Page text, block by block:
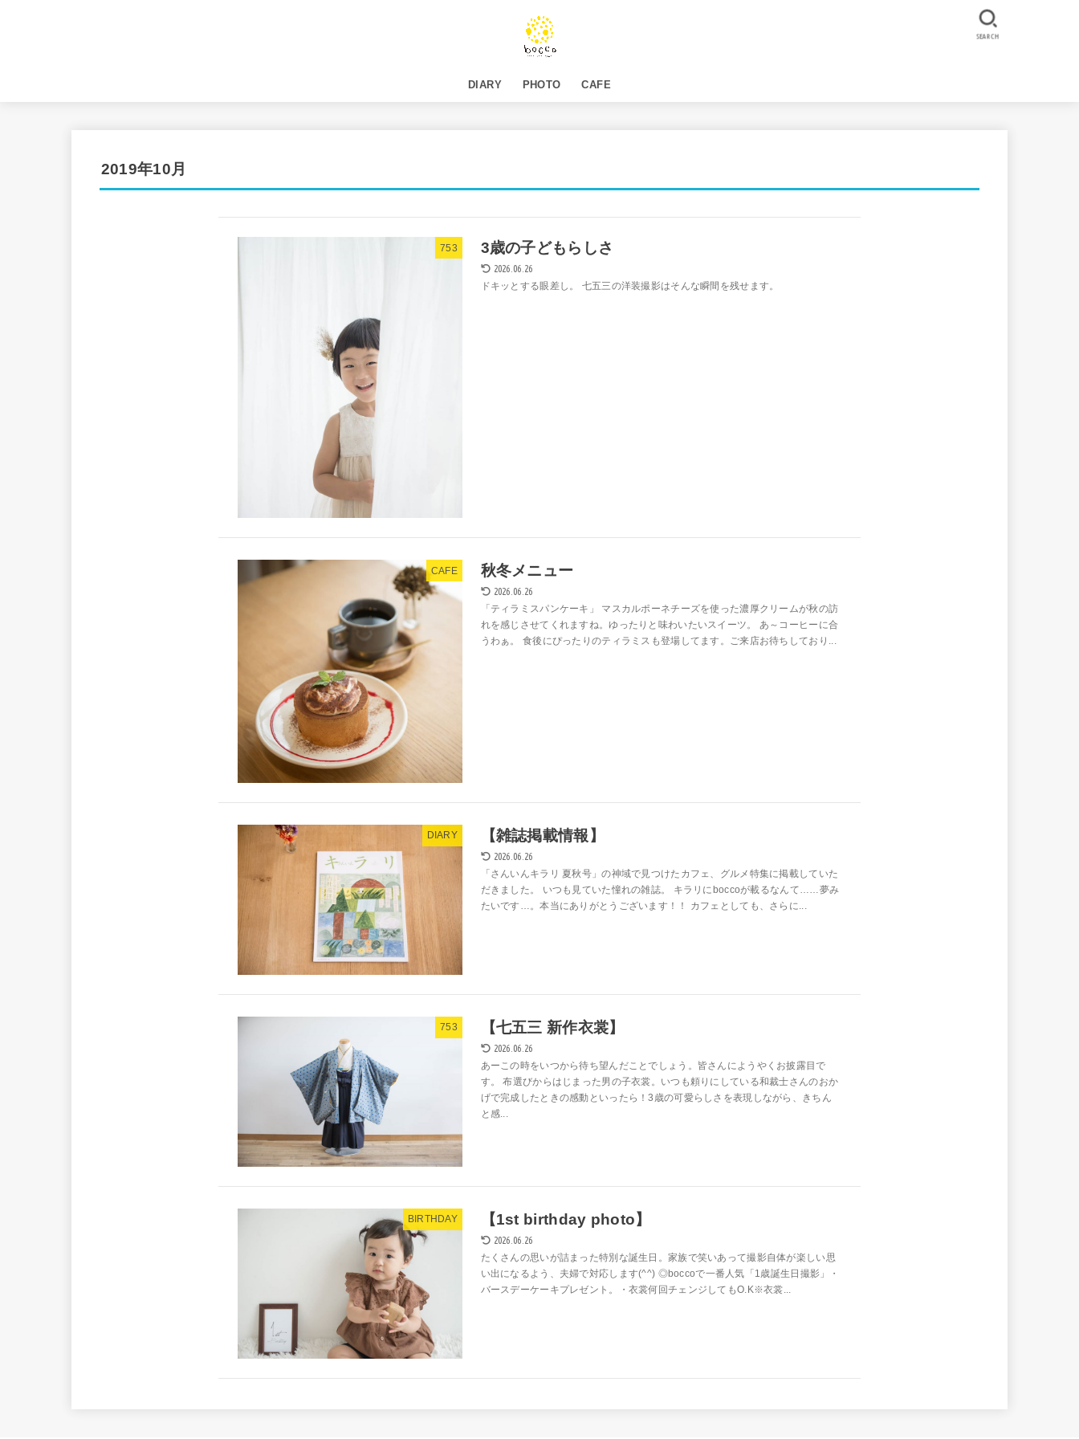
DIARY PHOTO CAFE
SEARCH
2019年10月
753 3歳の子どもらしさ
2026.06.26
ドキッとする眼差し。 七五三の洋装撮影はそんな瞬間を残せます。
CAFE 秋冬メニュー
2026.06.26
「ティラミスパンケーキ」 マスカルポーネチーズを使った濃厚クリームが秋の訪
れを感じさせてくれますね。ゆったりと味わいたいスイーツ。 あ～コーヒーに合
うわぁ。 食後にぴったりのティラミスも登場してます。ご来店お待ちしており...
DIARY 【雑誌掲載情報】
2026.06.26
「さんいんキラリ 夏秋号」の神域で見つけたカフェ、グルメ特集に掲載していた
だきました。 いつも見ていた憧れの雑誌。 キラリにboccoが載るなんて……夢み
たいです…。本当にありがとうございます！！ カフェとしても、さらに...
753 【七五三 新作衣裳】
2026.06.26
あーこの時をいつから待ち望んだことでしょう。皆さんにようやくお披露目で
す。 布選びからはじまった男の子衣裳。いつも頼りにしている和裁士さんのおか
げで完成したときの感動といったら！3歳の可愛らしさを表現しながら、きちん
と感...
BIRTHDAY 【1st birthday photo】
2026.06.26
たくさんの思いが詰まった特別な誕生日。家族で笑いあって撮影自体が楽しい思
い出になるよう、夫婦で対応します(^^) ◎boccoで一番人気「1歳誕生日撮影」・
バースデーケーキプレゼント。・衣裳何回チェンジしてもO.K※衣裳...